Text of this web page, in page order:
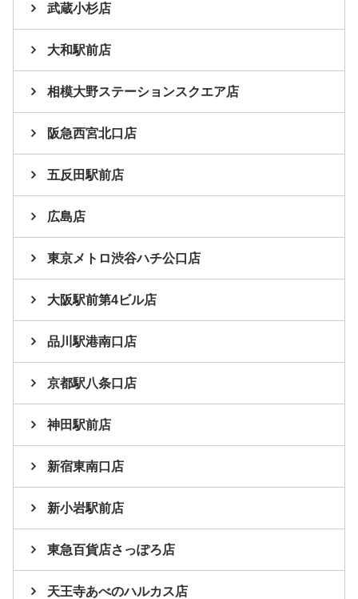
武蔵小杉店
大和駅前店
相模大野ステーションスクエア店
阪急西宮北口店
五反田駅前店
広島店
東京メトロ渋谷ハチ公口店
大阪駅前第4ビル店
品川駅港南口店
京都駅八条口店
神田駅前店
新宿東南口店
新小岩駅前店
東急百貨店さっぽろ店
天王寺あべのハルカス店